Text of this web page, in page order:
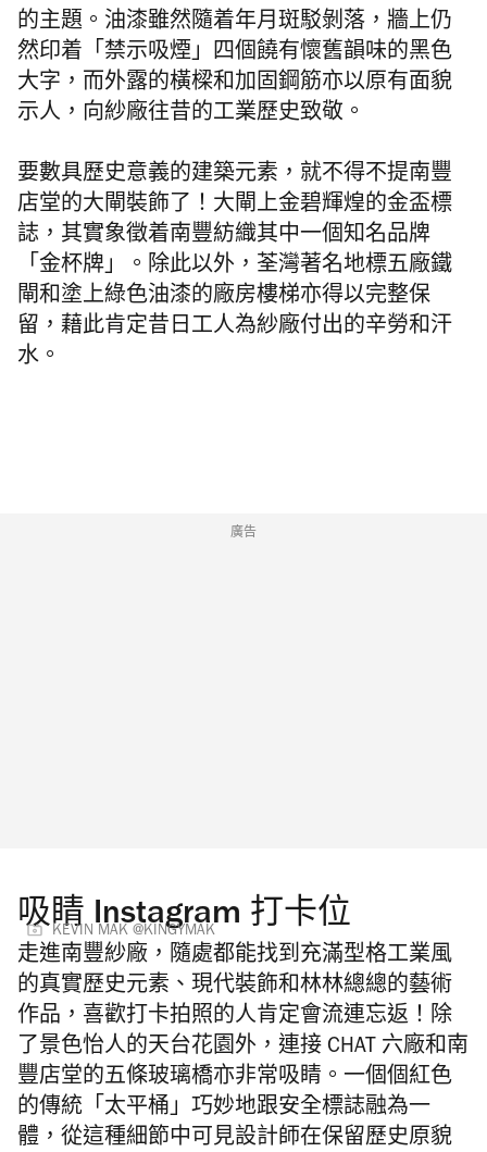
的主題。油漆雖然隨着年月斑駁剝落，牆上仍
然印着「禁示吸煙」四個饒有懷舊韻味的黑色
大字，而外露的橫樑和加固鋼筋亦以原有面貌
示人，向紗廠往昔的工業歷史致敬。
要數具歷史意義的建築元素，就不得不提南豐
店堂的大閘裝飾了！大閘上金碧輝煌的金盃標
誌，其實象徵着南豐紡織其中一個知名品牌
「金杯牌」。除此以外，荃灣著名地標五廠鐵
閘和塗上綠色油漆的廠房樓梯亦得以完整保
留，藉此肯定昔日工人為紗廠付出的辛勞和汗
水。
廣告
吸睛 Instagram 打卡位
KEVIN MAK @KINGYMAK
走進南豐紗廠，隨處都能找到充滿型格工業風
的真實歷史元素、現代裝飾和林林總總的藝術
作品，喜歡打卡拍照的人肯定會流連忘返！除
了景色怡人的天台花園外，連接 CHAT 六廠和南
豐店堂的五條玻璃橋亦非常吸睛。一個個紅色
的傳統「太平桶」巧妙地跟安全標誌融為一
體，從這種細節中可見設計師在保留歷史原貌